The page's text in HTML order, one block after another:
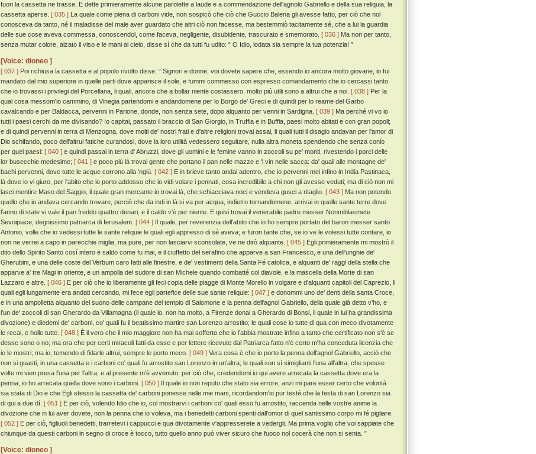
fuori la cassetta ne trasse. E dette primieramente alcune parolette a laude e a commendazione dell'agnolo Gabriello e della sua reliquia, la
cassetta aperse. [ 035 ] La quale come piena di carboni vide, non sospicò che ciò che Guccio Balena gli avesse fatto, per ciò che nol
conosceva da tanto, né il maladisse del male aver guardato che altri ciò non facesse, ma bestemmiò tacitamente sé, che a lui la guardia
delle sue cose aveva commessa, conoscendol, come faceva, negligente, disubidente, trascurato e smemorato. [ 036 ] Ma non per tanto,
senza mutar colore, alzato il viso e le mani al cielo, disse sí che da tutti fu udito: “ O Idio, lodata sia sempre la tua potenzia! ”
[Voice: dioneo ]
[ 037 ] Poi richiusa la cassetta e al popolo rivolto disse: “ Signori e donne, voi dovete sapere che, essendo io ancora molto giovane, io fui
mandato dal mio superiore in quelle parti dove apparisce il sole, e fummi commesso con espresso comandamento che io cercassi tanto
che io trovassi i privilegi del Porcellana, li quali, ancora che a bollar niente costassero, molto piú utili sono a altrui che a noi. [ 038 ] Per la
qual cosa messom'io cammino, di Vinegia partendomi e andandomene per lo Borgo de' Greci e di quindi per lo reame del Garbo
cavalcando e per Baldacca, pervenni in Parione, donde, non senza sete, dopo alquanto per venni in Sardigna. [ 039 ] Ma perché vi vo io
tutti i paesi cerchi da me divisando? Io capitai, passato il braccio di San Giorgio, in Truffia e in Buffia, paesi molto abitati e con gran popoli;
e di quindi pervenni in terra di Menzogna, dove molti de' nostri frati e d'altre religioni trovai assai, li quali tutti il disagio andavan per l'amor di
Dio schifando, poco dell'altrui fatiche curandosi, dove la loro utilità vedessero seguitare, nulla altra moneta spendendo che senza conio
per quei paesi: [ 040 ] e quindi passai in terra d' Abruzzi, dove gli uomini e le femine vanno in zoccoli su pe' monti, rivestendo i porci delle
lor busecchie medesime; [ 041 ] e poco piú là trovai gente che portano il pan nelle mazze e 'l vin nelle sacca: da' quali alle montagne de'
bachi pervenni, dove tutte le acque corrono alla 'ngiú. [ 042 ] E in brieve tanto andai adentro, che io pervenni mei infino in India Pastinaca,
là dove io vi giuro, per l'abito che io porto addosso che io vidi volare i pennati, cosa incredibile a chi non gli avesse veduti; ma di ciò non mi
lasci mentire Maso del Saggio, il quale gran mercante io trovai là, che schiacciava noci e vendeva gusci a ritaglio. [ 043 ] Ma non potendo
quello che io andava cercando trovare, perciò che da indi in là si va per acqua, indietro tornandomene, arrivai in quelle sante terre dove
l'anno di state vi vale il pan freddo quattro denari, e il caldo v'è per niente. E quivi trovai il venerabile padre messer Nonmiblasmete
Sevoipiace, degnissimo patriarca di Ierusalem. [ 044 ] Il quale, per reverenzia dell'abito che io ho sempre portato del baron messer santo
Antonio, volle che io vedessi tutte le sante reliquie le quali egli appresso di sé aveva; e furon tante che, se io ve le volessi tutte contare, io
non ne verrei a capo in parecchie miglia, ma pure, per non lasciarvi sconsolate, ve ne dirò alquante. [ 045 ] Egli primieramente mi mostrò il
dito dello Spirito Santo cosí intero e saldo come fu mai, e il ciuffetto del serafino che apparve a san Francesco, e una dell'unghie de'
Gherubini, e una delle coste del Verbum caro fatti alle finestre, e de' vestimenti della Santa Fé catolica, e alquanti de' raggi della stella che
apparve a' tre Magi in oriente, e un ampolla del sudore di san Michele quando combatté col diavole, e la mascella della Morte di san
Lazzaro e altre. [ 046 ] E per ciò che io liberamente gli feci copia delle piagge di Monte Morello in volgare e d'alquanti capitoli del Caprezio, li
quali egli lungamente era andati cercando, mi fece egli partefice delle sue sante reliquie: [ 047 ] e donommi uno de' denti della santa Croce,
e in una ampolletta alquanto del suono delle campane del tempio di Salomone e la penna dell'agnol Gabriello, della quale già detto v'ho, e
l'un de' zoccoli di san Gherardo da Villamagna (il quale io, non ha molto, a Firenze donai a Gherardo di Bonsi, il quale in lui ha grandissima
divozione) e diedemi de' carboni, co' quali fu il beatissimo martire san Lorenzo arrostito; le quali cose io tutte di qua con meco divotamente
le recai, e holle tutte. [ 048 ] È il vero che il mio maggiore non ha mai sofferto che io l'abbia mostrate infino a tanto che certificato non s'è se
desse sono o no; ma ora che per certi miracoli fatti da esse e per lettere ricevute dal Patriarca fatto n'è certo m'ha conceduta licenzia che
io le mostri; ma io, temendo di fidarle altrui, sempre le porto meco. [ 049 ] Vera cosa è che io porto la penna dell'agnol Gabriello, acciò che
non si guasti, in una cassetta e i carboni co' quali fu arrostito san Lorenzo in un'altra; le quali son sí simiglianti l'una all'altra, che spesse
volte mi vien presa l'una per l'altra, e al presente m'è avvenuto; per ciò che, credendomi io qui avere arrecata la cassetta dove era la
penna, io ho arrecata quella dove sono i carboni. [ 050 ] Il quale io non reputo che stato sia errore, anzi mi pare esser certo che volontà
sia stata di Dio e che Egli stesso la cassetta de' carboni ponesse nelle mie mani, ricordandom'io pur testé che la festa di san Lorenzo sia
di qui a due dí. [ 051 ] E per ciò, volendo Idio che io, col mostrarvi i carboni co' quali esso fu arrostito, raccenda nelle vostre anime la
divozione che in lui aver dovete, non la penna che io voleva, ma i benedetti carboni spenti dall'omor di quel santissimo corpo mi fé pigliare.
[ 052 ] E per ciò, figliuoli benedetti, trarretevi i cappucci e qua divotamente v'appresserete a vedergli. Ma prima voglio che voi sappiate che
chiunque da questi carboni in segno di croce è tocco, tutto quello anno può viver sicuro che fuoco nol cocerà che non si senta. ”
[Voice: dioneo ]